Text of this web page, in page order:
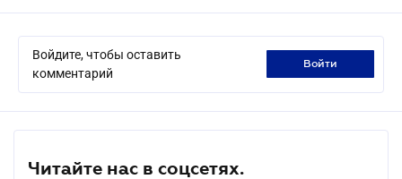
Войдите, чтобы оставить
комментарий
войти
Читайте нас в соцсетях.